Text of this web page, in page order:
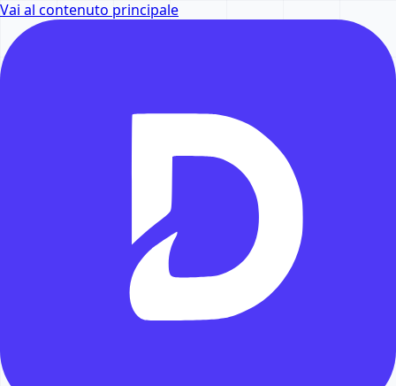
Vai al contenuto principale